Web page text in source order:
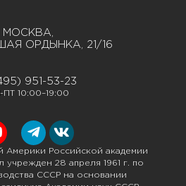
МОСКВА,
ОРДЫНКА, 21/16
951-53-23
ПТ 10:00–19:00
Америки Российской академии
28 апреля 1961 г. по
СССР на основании